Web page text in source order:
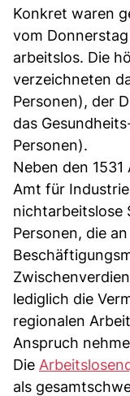
Konkret waren
vom
arbeitslos. Die
verzeichneten
Personen), der
das
Personen).
Neben den
Amt für
nichtarbeitslose
Personen, die
lediglich die
regionalen
Anspruch
Die
als